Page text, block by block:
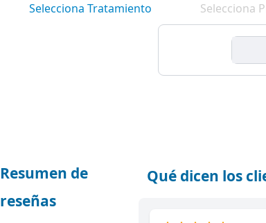
Selecciona Tratamiento Selecciona
Resumen de
reseñas
Qué dicen los